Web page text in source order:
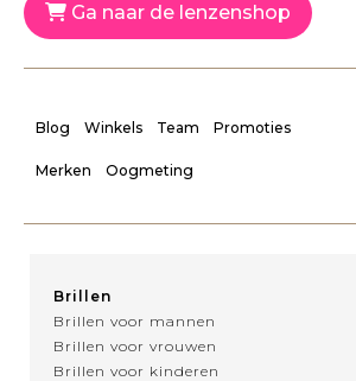
Ga naar de lenzenshop
Blog Winkels Team Promoties
Merken Oogmeting
Brillen
Brillen voor mannen
Brillen voor vrouwen
Brillen voor kinderen